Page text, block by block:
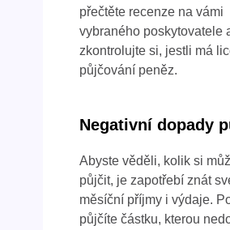
přečtěte recenze na vámi
vybraného poskytovatele
zkontrolujte si, jestli má
půjčování peněz.
Negativní dopady
Abyste věděli, kolik si
půjčit, je zapotřebí znát
měsíční příjmy i výdaje.
půjčíte částku, kterou